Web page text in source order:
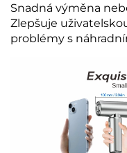
Snadná výměna
Zlepšuje
problémy s